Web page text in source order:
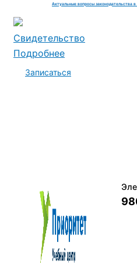
Актуальные вопросы законодательства
Свидетельство
Подробнее
Записаться